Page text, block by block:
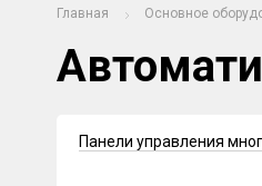
Главная Основное
Панели управления